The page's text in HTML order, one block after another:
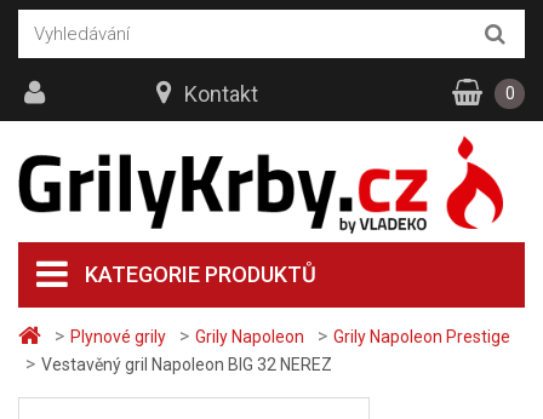
> Plynové grily > Grily Napoleon > Grily Napoleon Prestige
> Vestavěný gril Napoleon BIG 32 NEREZ
KATEGORIE PRODUKTŮ
Kontakt 0